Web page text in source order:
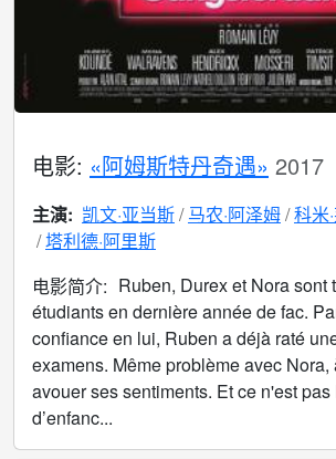
电影: «阿姆斯特丹奇遇» 2017
主演: 凯文·亚当斯 马农·阿泽姆 科米
塔利德·阿里斯
电影简介: Ruben, Durex et Nora sont
étudiants en dernière année de fac.
confiance en lui, Ruben a déjà raté
examens. Même problème avec
avouer ses sentiments. Et ce n'est
d’enfanc...